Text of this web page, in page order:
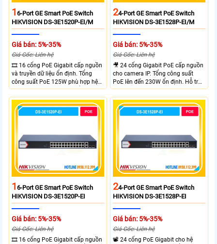
16-Port GE Smart PoE Switch
HIKVISION DS-3E1520P-EI/M
Giá bán: 5%-35%
Giá Gốc: Liên hệ
🎞 16 cổng PoE Gigabit cấp nguồn
và truyền dữ liệu ổn định. Tổng
công suất PoE 125W phù hợp hệ
thống camera IP vừa. 2 cổng RJ45
Gigabit và 2 cổng quang SFP mở
rộng linh hoạt. Hỗ trợ truyền PoE
xa tối đa lên đến 300 mét.
24-Port GE Smart PoE Switch
HIKVISION DS-3E1528P-EI/M
Giá bán: 5%-35%
Giá Gốc: Liên hệ
🎥 24 cổng Gigabit PoE cấp nguồn
cho camera IP. Tổng công suất
PoE lên đến 230W ổn định. Hỗ trợ
truyền PoE xa đến 300 mét. Băng
thông chuyển mạch đạt 68 Gbps
mạnh mẽ.
16-Port GE Smart PoE Switch
HIKVISION DS-3E1520P-EI
Giá bán: 5%-35%
Giá Gốc: Liên hệ
🎞 16 cổng PoE Gigabit cấp nguồn
24-Port GE Smart PoE Switch
HIKVISION DS-3E1528P-EI
Giá bán: 5%-35%
Giá Gốc: Liên hệ
📽 24 cổng PoE Gigabit cho hệ